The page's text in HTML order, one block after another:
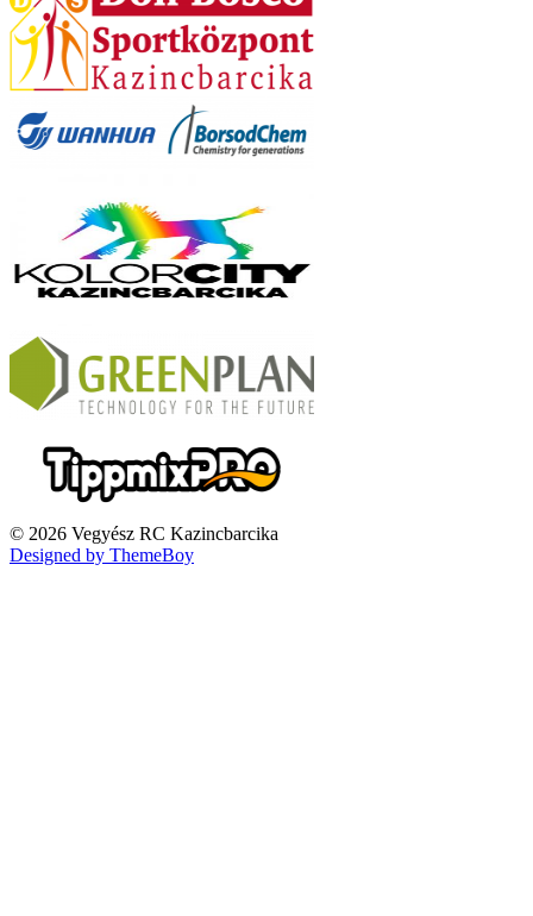
© 2026 Vegyész RC Kazincbarcika
Designed by ThemeBoy